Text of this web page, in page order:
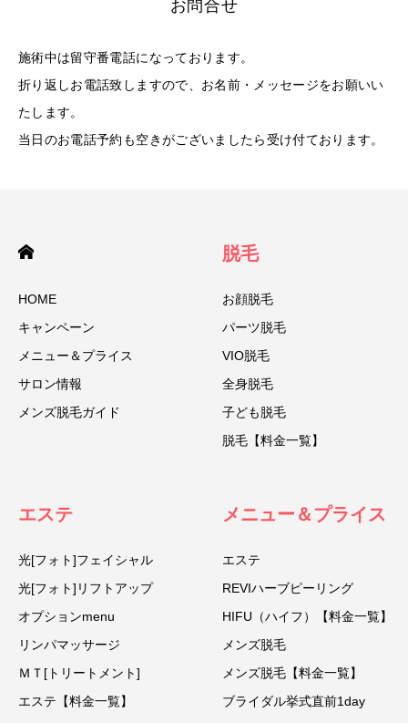
お問合せ
施術中は留守番電話になっております。
折り返しお電話致しますので、お名前・メッセージをお願いい
たします。
当日のお電話予約も空きがございましたら受け付ております。
HOME
キャンペーン
メニュー＆プライス
サロン情報
メンズ脱毛ガイド
脱毛
お顔脱毛
パーツ脱毛
VIO脱毛
全身脱毛
子ども脱毛
脱毛【料金一覧】
エステ
光[フォト]フェイシャル
光[フォト]リフトアップ
オプションmenu
リンパマッサージ
ＭＴ[トリートメント]
エステ【料金一覧】
メニュー＆プライス
エステ
REVIハーブピーリング
HIFU（ハイフ）【料金一覧】
メンズ脱毛
メンズ脱毛【料金一覧】
ブライダル挙式直前1day